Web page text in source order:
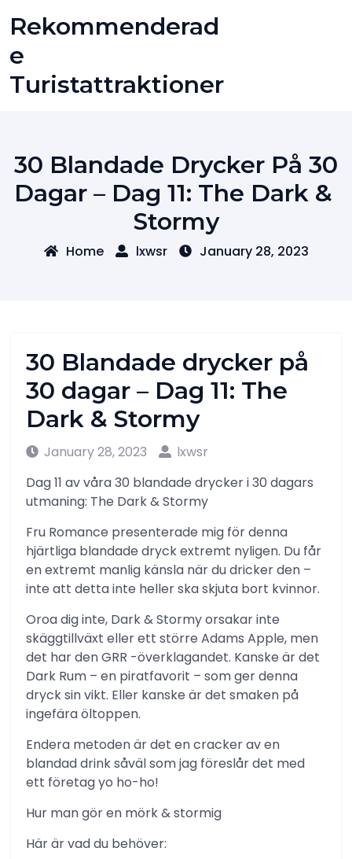
Rekommenderad
E
Turistattraktioner
30 Blandade Drycker På 30
Dagar – Dag 11: The Dark & ​​
Stormy
Home lxwsr January 28, 2023
30 Blandade drycker på
30 dagar – Dag 11: The
Dark & ​​Stormy
January 28, 2023
lxwsr
Dag 11 av våra 30 blandade drycker i 30 dagars
utmaning: The Dark & ​​Stormy
Fru Romance presenterade mig för denna
hjärtliga blandade dryck extremt nyligen. Du får
en extremt manlig känsla när du dricker den –
inte att detta inte heller ska skjuta bort kvinnor.
Oroa dig inte, Dark & ​​Stormy orsakar inte
skäggtillväxt eller ett större Adams Apple, men
det har den GRR -överklagandet. Kanske är det
Dark Rum – en piratfavorit – som ger denna
dryck sin vikt. Eller kanske är det smaken på
ingefära öltoppen.
Endera metoden är det en cracker av en
blandad drink såväl som jag föreslår det med
ett företag yo ho-ho!
Hur man gör en mörk & stormig
Här är vad du behöver: